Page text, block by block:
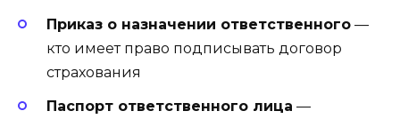
Приказ о назначении ответственного —
кто имеет право подписывать договор
страхования
Паспорт ответственного лица —